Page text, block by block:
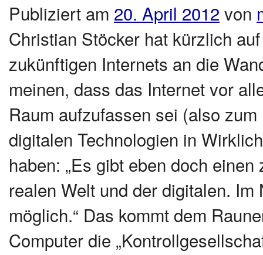
Publiziert am 20. April 2012 von
Christian Stöcker hat kürzlich
zukünftigen Internets an die
meinen, dass das Internet vor
Raum aufzufassen sei (also
digitalen Technologien in
haben: „Es gibt eben doch
realen Welt und der digitalen.
möglich.“ Das kommt dem
Computer die